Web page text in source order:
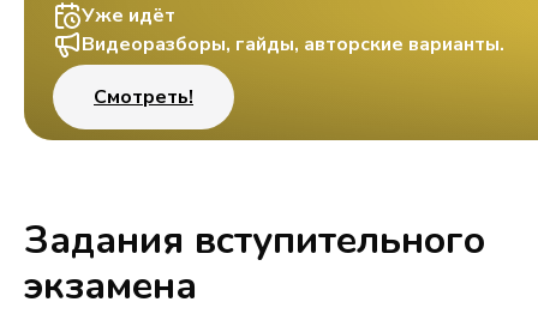
Уже идёт
Видеоразборы, гайды, авторские варианты.
Смотреть!
Задания вступительного
экзамена